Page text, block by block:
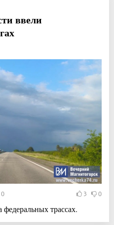
ввели
3 0
федеральных трассах.